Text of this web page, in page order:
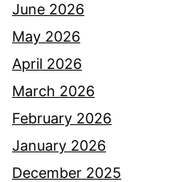
June 2026
May 2026
April 2026
March 2026
February 2026
January 2026
December 2025